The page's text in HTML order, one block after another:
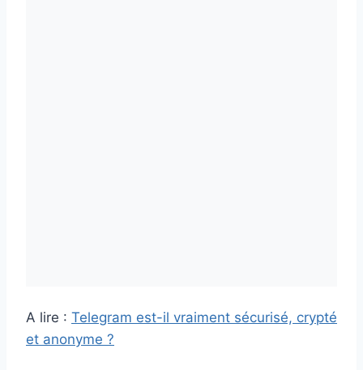
A lire : Telegram est-il vraiment sécurisé, crypté
et anonyme ?